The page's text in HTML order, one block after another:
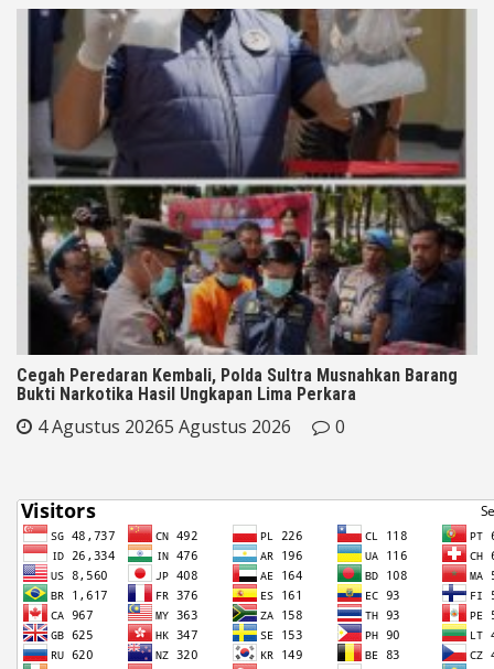
Cegah Peredaran Kembali, Polda Sultra Musnahkan Barang
Bukti Narkotika Hasil Ungkapan Lima Perkara
4 Agustus 20265 Agustus 2026 0